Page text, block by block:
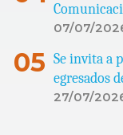
07/07/
Se invita a
egresados
27/07/